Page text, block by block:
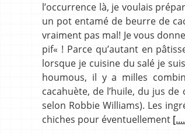
l’occurrence là, je voulais
un pot entamé de beurre de
vraiment pas mal! Je vous
pif« ! Parce qu’autant en
lorsque je cuisine du salé je
houmous, il y a milles
cacahuète, de l’huile, du jus
selon Robbie Williams). Les
chiches pour éventuellement